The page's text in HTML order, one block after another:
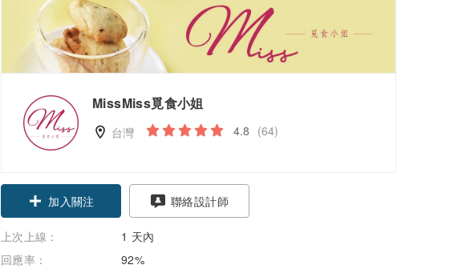
MissMiss覓食小姐
台灣 4.8 (64)
加入關注 聯絡設計師
上次上線：
1 天內
回應率：
92%